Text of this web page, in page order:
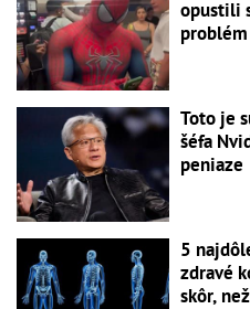
opustili
Toto je
šéfa
peniaze
5
zdravé
skôr,